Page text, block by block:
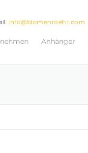
info@blomenroehr.com
Anhänger